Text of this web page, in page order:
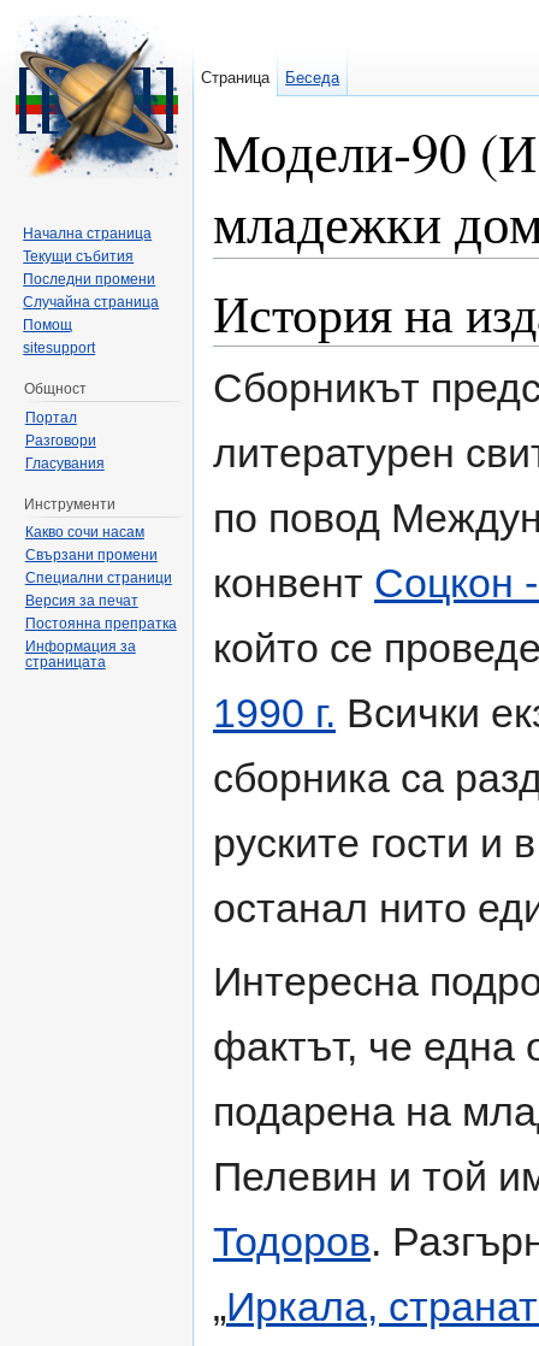
Модели-90
младежки
История на
Сборникът
литературен
по повод
конвент Соцкон
който се
1990 г. Всички
сборника са
руските гости и
останал нито
Интересна
фактът, че една
подарена на
Пелевин и той
Тодоров.
„Иркала,
Страница Беседа
Начална страница
Текущи събития
Последни промени
Случайна страница
Помощ
sitesupport
Общност
Портал
Разговори
Гласувания
Инструменти
Какво сочи насам
Свързани промени
Специални страници
Версия за печат
Постоянна препратка
Информация за
страницата